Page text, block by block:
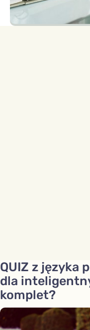
QUIZ z języka
dla
komplet?